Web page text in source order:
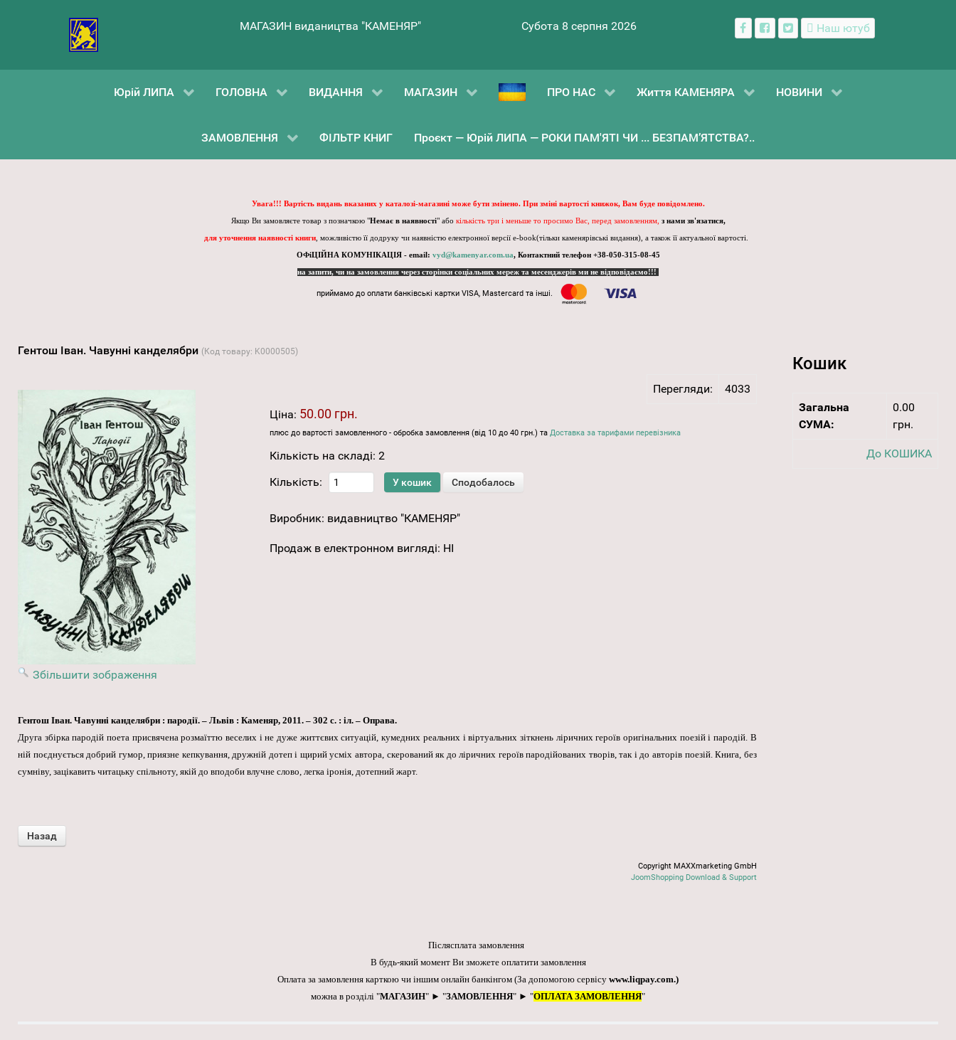
МАГАЗИН видаництва "КАМЕНЯР" Субота 8 серпня 2026 Наш ютуб
Юрій ЛИПА ГОЛОВНА ВИДАННЯ МАГАЗИН ПРО НАС Життя КАМЕНЯРА НОВИНИ
ЗАМОВЛЕННЯ ФІЛЬТР КНИГ Проєкт — Юрій ЛИПА — РОКИ ПАМ'ЯТІ ЧИ ... БЕЗПАМ’ЯТСТВА?..
Увага!!! Вартість видань вказаних у каталозі-магазині може бути змінено. При зміні вартості книжок, Вам буде повідомлено.
Якщо Ви замовляєте товар з позначкою "Немає в наявності" або кількість три і меньше то просимо Вас, перед замовленням, з нами зв'язатися,
для уточнення наявності книги, можливістю її додруку чи наявністю електронної версії e-book(тільки каменярівські видання), а також її актуальної вартості.
ОФіЦІЙНА КОМУНІКАЦІЯ - email: vyd@kamenyar.com.ua, Контактний телефон +38-050-315-08-45
на запити, чи на замовлення через сторінки соціальних мереж та месенджерів ми не відповідаємо!!!
приймамо до оплати банківські картки VISA, Mastercard та інші.
Гентош Іван. Чавунні канделябри (Код товару: K0000505)
Перегляди: 4033
Збільшити зображення
Ціна: 50.00 грн.
плюс до вартості замовленного - обробка замовлення (від 10 до 40 грн.) та Доставка за тарифами перевізника
Кількість на складі: 2
Кількість:
Виробник: видавництво "КАМЕНЯР"
Продаж в електронном вигляді: НІ
Гентош Іван. Чавунні канделябри : пародії. – Львів : Каменяр, 2011. – 302 с. : іл. – Оправа.
Друга збірка пародій поета присвячена розмаїттю веселих і не дуже життєвих ситуацій, кумедних реальних і віртуальних зіткнень ліричних героїв оригінальних поезій і пародій. В
ній поєднується добрий гумор, приязне кепкування, дружній дотеп і щирий усміх автора, скерований як до ліричних героїв пародійованих творів, так і до авторів поезій. Книга, без
сумніву, зацікавить читацьку спільноту, якій до вподоби влучне слово, легка іронія, дотепний жарт.
Copyright MAXXmarketing GmbH
JoomShopping Download & Support
Кошик
Загальна
СУМА:
0.00
грн.
До КОШИКА
Післясплата замовлення
В будь-який момент Ви зможете оплатити замовлення
Оплата за замовлення карткою чи іншим онлайн банкінгом (За допомогою сервісу www.liqpay.com.)
можна в розділі "МАГАЗИН" ► "ЗАМОВЛЕННЯ" ► "ОПЛАТА ЗАМОВЛЕННЯ"